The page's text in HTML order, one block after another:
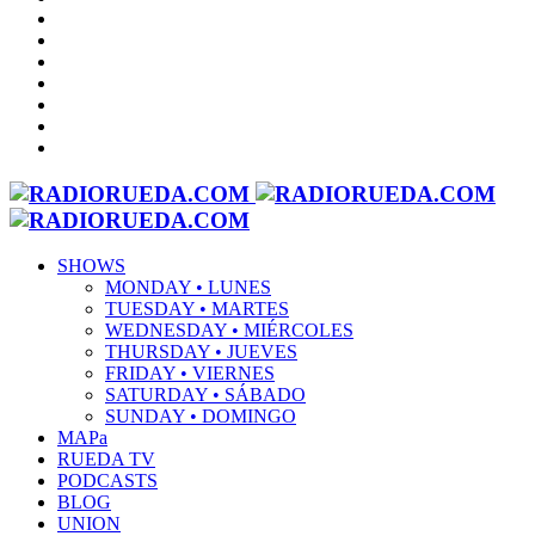
SHOWS
MONDAY • LUNES
TUESDAY • MARTES
WEDNESDAY • MIÉRCOLES
THURSDAY • JUEVES
FRIDAY • VIERNES
SATURDAY • SÁBADO
SUNDAY • DOMINGO
MAPa
RUEDA TV
PODCASTS
BLOG
UNION